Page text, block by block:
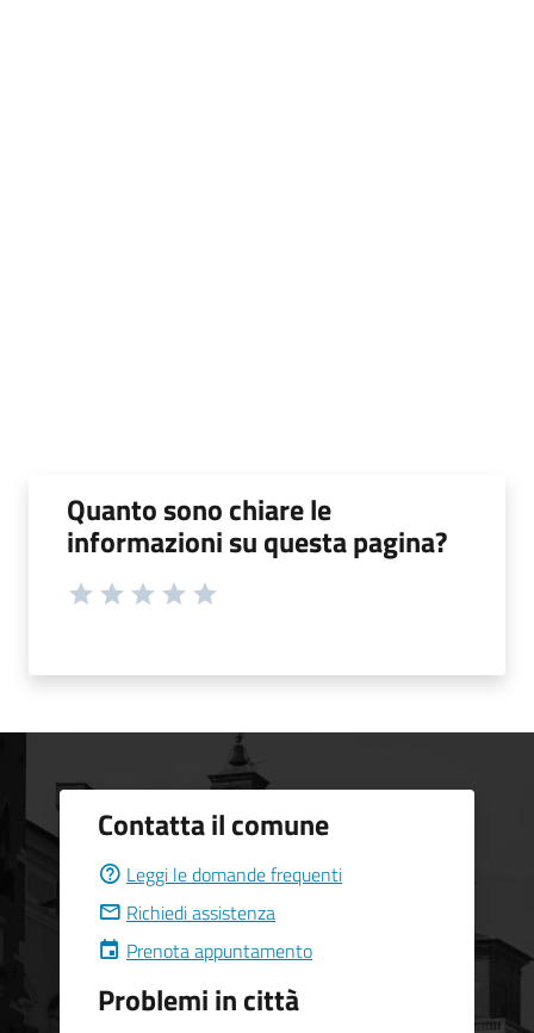
Quanto sono chiare le
informazioni su questa pagina?
Contatta il comune
Leggi le domande frequenti
Richiedi assistenza
Prenota appuntamento
Problemi in città